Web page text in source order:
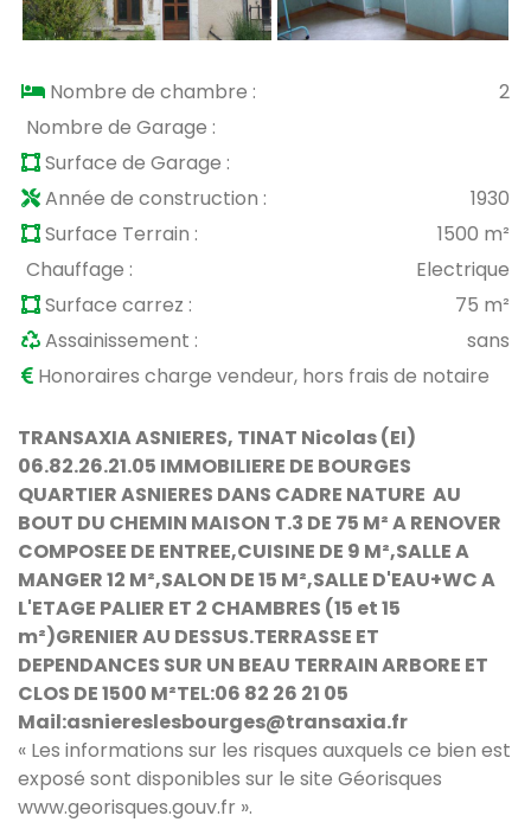
Nombre de chambre :
2
Nombre de Garage :
Surface de Garage :
Année de construction :
1930
Surface Terrain :
1500 m²
Chauffage :
Electrique
Surface carrez :
75 m²
Assainissement :
sans
Honoraires charge vendeur, hors frais de notaire
TRANSAXIA ASNIERES, TINAT Nicolas (EI)
06.82.26.21.05 IMMOBILIERE DE BOURGES
QUARTIER ASNIERES DANS CADRE NATURE AU
BOUT DU CHEMIN MAISON T.3 DE 75 M² A RENOVER
COMPOSEE DE ENTREE,CUISINE DE 9 M²,SALLE A
MANGER 12 M²,SALON DE 15 M²,SALLE D'EAU+WC A
L'ETAGE PALIER ET 2 CHAMBRES (15 et 15
m²)GRENIER AU DESSUS.TERRASSE ET
DEPENDANCES SUR UN BEAU TERRAIN ARBORE ET
CLOS DE 1500 M²TEL:06 82 26 21 05
Mail:asniereslesbourges@transaxia.fr
« Les informations sur les risques auxquels ce bien est
exposé sont disponibles sur le site Géorisques
www.georisques.gouv.fr ».